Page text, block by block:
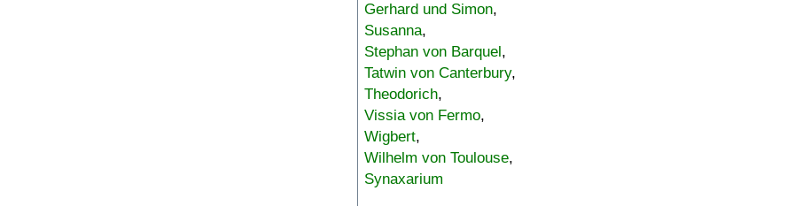
Gerhard und Simon,
Susanna,
Stephan von Barquel,
Tatwin von Canterbury,
Theodorich,
Vissia von Fermo,
Wigbert,
Wilhelm von Toulouse,
Synaxarium